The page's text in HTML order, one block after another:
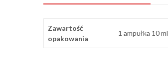
Zawartość
opakowania
1 ampułka 10 ml